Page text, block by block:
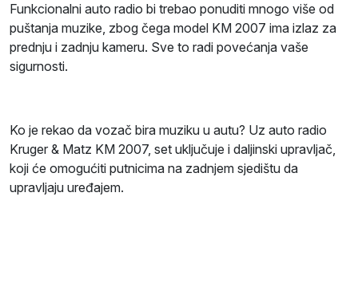
Funkcionalni auto radio bi trebao ponuditi mnogo više od
puštanja muzike, zbog čega model KM 2007 ima izlaz za
prednju i zadnju kameru. Sve to radi povećanja vaše
sigurnosti.
Ko je rekao da vozač bira muziku u autu? Uz auto radio
Kruger & Matz KM 2007, set uključuje i daljinski upravljač,
koji će omogućiti putnicima na zadnjem sjedištu da
upravljaju uređajem.